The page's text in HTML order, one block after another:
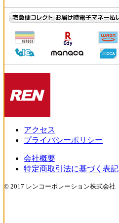
アクセス
プライバシーポリシー
会社概要
特定商取引法に基づく表記
© 2017 レンコーポレーション株式会社